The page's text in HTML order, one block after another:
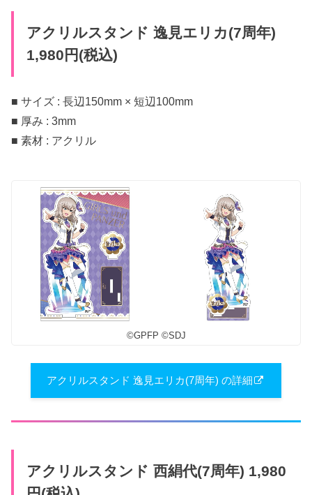
アクリルスタンド 逸見エリカ(7周年)
1,980円(税込)
■ サイズ : 長辺150mm × 短辺100mm
■ 厚み : 3mm
■ 素材 : アクリル
©︎GPFP ©︎SDJ
アクリルスタンド 逸見エリカ(7周年) の詳細
アクリルスタンド 西絹代(7周年) 1,980